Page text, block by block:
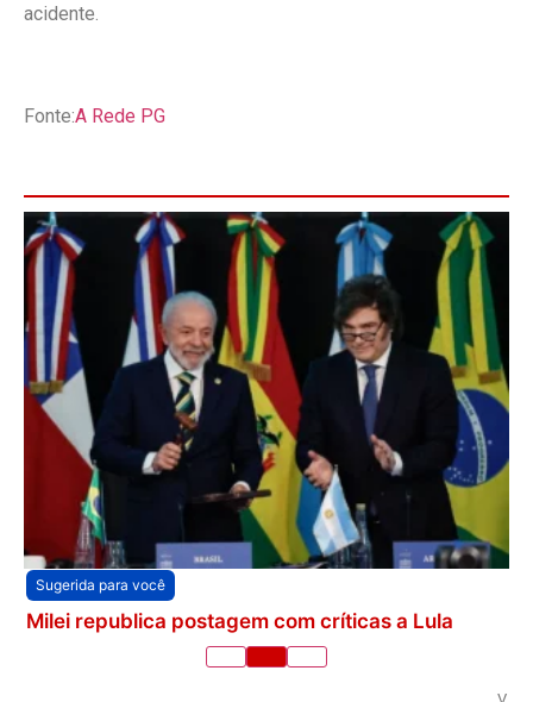
acidente.
Fonte:A Rede PG
Sugerida para você
Milei republica postagem com críticas a Lula